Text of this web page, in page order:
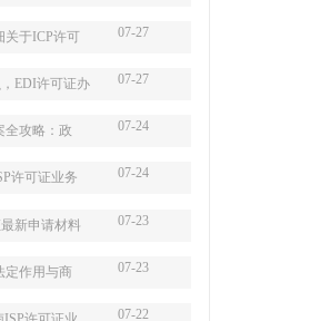
关于ICP许可 07-27
EDI许可证办 07-27
全攻略：政 07-24
许可证业务 07-24
新申请材料 07-23
定作用与商 07-23
07-22